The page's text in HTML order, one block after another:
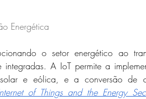
Energética
o setor energético ao
integradas. A IoT permite a
e eólica, e a conversão de
of Things and the Energy